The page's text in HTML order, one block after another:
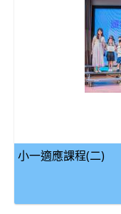
小一適應課程(二)